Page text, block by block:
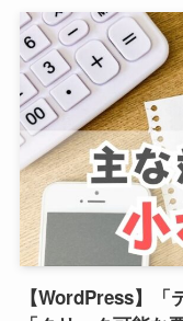
【WordPress】「